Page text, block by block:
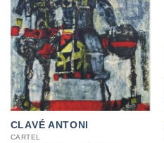
CLAVÉ ANTONI
CARTEL